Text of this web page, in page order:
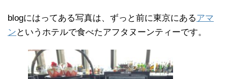
blogにはってある写真は、ずっと前に東京にあるアマ
ン というホテルで食べたアフタヌーンティーです。